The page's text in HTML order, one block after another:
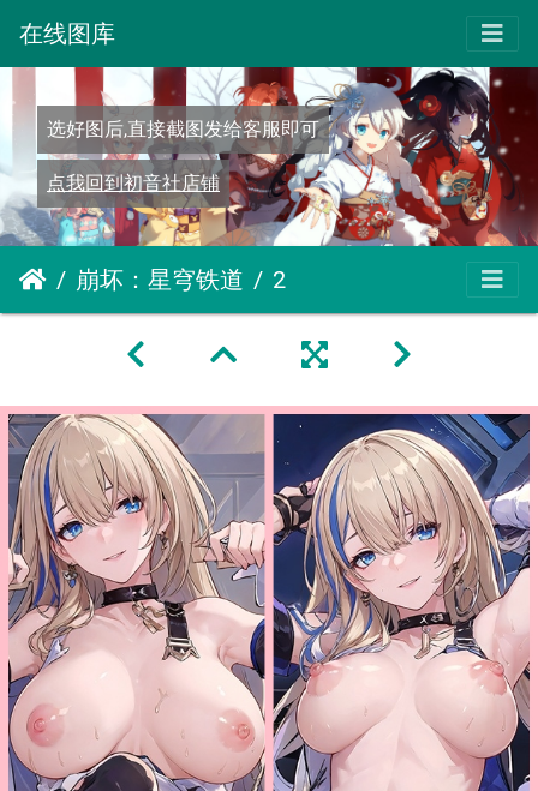
在线图库
选好图后,直接截图发给客服即可
点我回到初音社店铺
崩坏：星穹铁道 2